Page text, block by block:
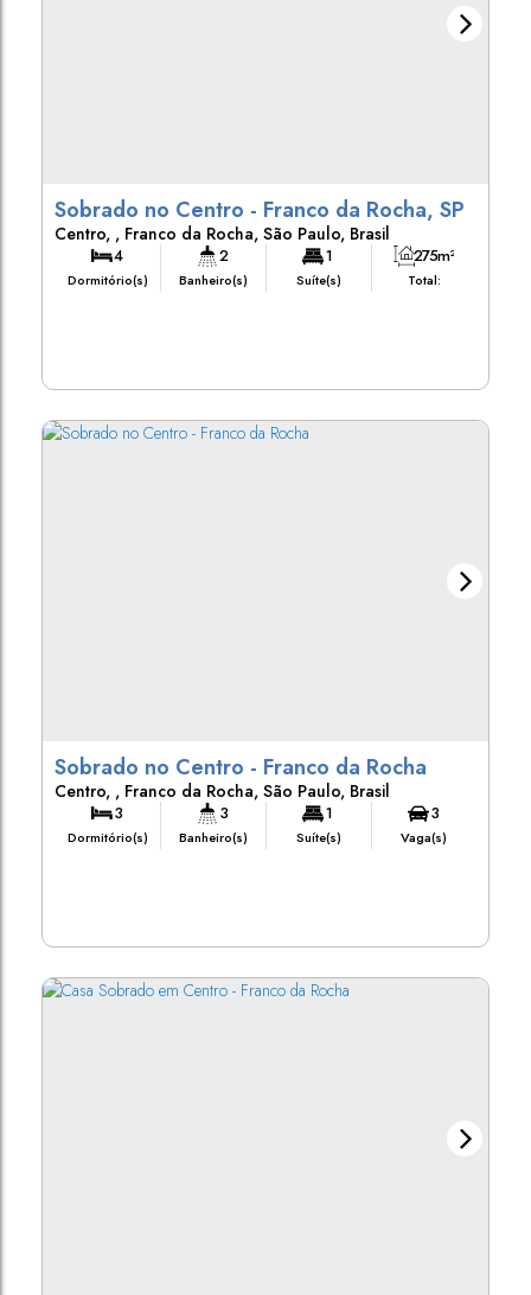
Sobrado no Centro - Franco da Rocha, SP
Centro , Franco da Rocha, São Paulo, Brasil
4
Dormitório(s)
2
Banheiro(s)
1
Suíte(s) Total:
275m²
Sobrado no Centro - Franco da Rocha
Centro , Franco da Rocha, São Paulo, Brasil
3
Dormitório(s)
3
Banheiro(s)
1
Suíte(s)
3
Vaga(s)